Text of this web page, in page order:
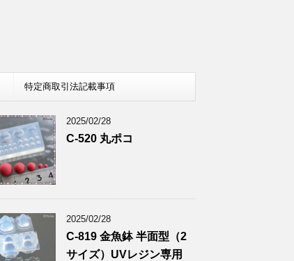
特定商取引法記載事項
2025/02/28
C-520 丸ポコ
2025/02/28
C-819 金魚鉢 半面型（2
サイズ）UVレジン専用